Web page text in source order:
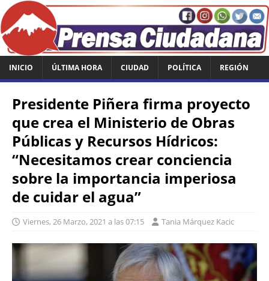
INICIO ÚLTIMA HORA CIUDAD POLÍTICA REGIÓN
Presidente Piñera firma proyecto
que crea el Ministerio de Obras
Públicas y Recursos Hídricos:
“Necesitamos crear conciencia
sobre la importancia imperiosa
de cuidar el agua”
Viernes, 26 Marzo, 2021 a las 07:15 Tania Márquez Kacic